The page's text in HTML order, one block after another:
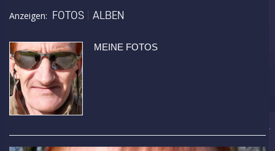
Anzeigen: FOTOS ALBEN
MEINE FOTOS